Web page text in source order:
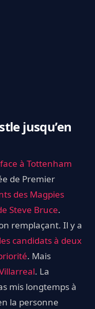
jusqu’en
à Tottenham
de Premier
des Magpies
Steve Bruce.
remplaçant. Il y a
candidats à deux
. Mais
. La
mis longtemps à
la personne